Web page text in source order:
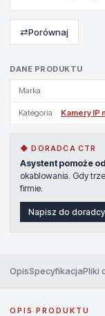
DANE PRODUKTU
Marka
Kategoria Kamery IP
◆ DORADCA CTR
Asystent pomoże
okablowania. Gdy
firmie.
Napisz do
⇄Porównaj
OpisSpecyfikacjaPliki
OPIS PRODUKTU